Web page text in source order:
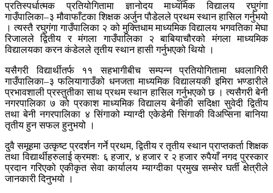
प्रतिस्पर्धात्मक प्रतियोगितामा ज्ञानोदय माध्यमिक विद्यालय रघुगंगा
गाउँपालिका–३ मौवाफाँटका शिक्षक अर्जुन पौडेलले प्रथम स्थान हासिल गर्नुभयो
। त्यस्तै रघुगंगा गाउँपालिका २ को मुक्तिधाम माध्यमिक विद्यालय भगवतिका मेघा
रिजालले द्वितीय र मंगला गाउँपालिका २ बाबियाचौरको मंगला माध्यमिक
विद्यालयका करन कंडेलले तृतीय स्थान हासी गर्नुभएको थियो ।
यसैगरी विद्यार्थीतर्फ ११ सहभागीबीच सम्पन्न प्रतियोगितामा धवलागिरी
गाउँपालिका–३ फलियागाउँको धनजता माध्यमिक विद्यालयकी इमिरा भण्डारीले
प्रभावशाली प्रस्तुतीका साथ प्रथम स्थान हासिल गर्नुभएको छ । त्यसैगरी बेनी
नगरपालिका ७ को प्रकाश माध्यमिक विद्यालय बेनीकी सदिक्षा सुवेदी द्वितीय
तथा बेनी नगरपालिका ४ सिंगाको म्याग्दी एकेडेमी सिंगाकी विअप्सिना बानिया
तृतीय हुन सफल हुनुभयो ।
दुवै समूहमा उत्कृष्ट प्रदर्शन गर्ने प्रथम, द्वितीय र तृतीय स्थान प्राप्तकर्ता शिक्षक
तथा विद्यार्थीहरुलाई क्रमशः ६ हजार, ४ हजार र २ हजार रुपैयाँ नगद पुरस्कार
प्रदान गरिएको एकीकृत सेवा कार्यालय म्याग्दीका प्रमुख सम्सेर घर्ती क्षेत्रीले
जानकारी दिनुभयो ।